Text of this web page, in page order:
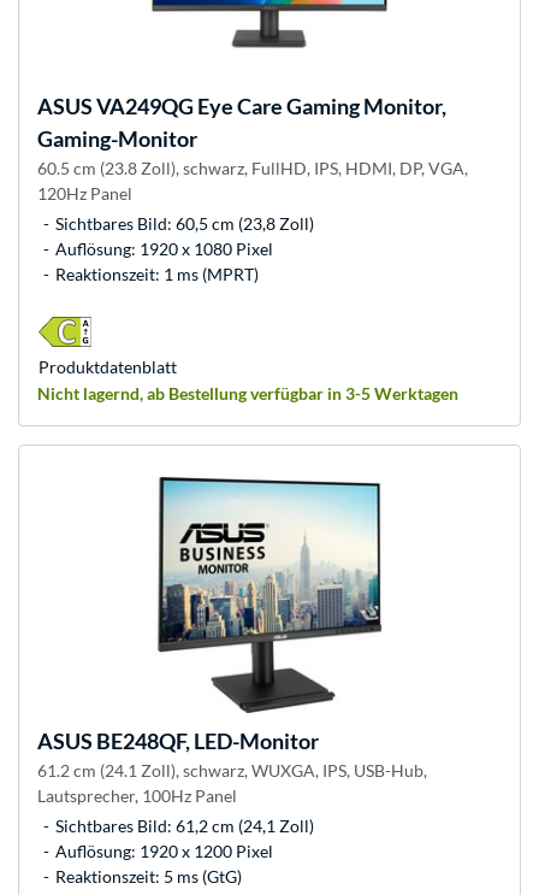
ASUSVA249QG Eye Care Gaming Monitor,
Gaming-Monitor
60.5 cm (23.8 Zoll), schwarz, FullHD, IPS, HDMI, DP, VGA,
120Hz Panel
Sichtbares Bild: 60,5 cm (23,8 Zoll)
Auflösung: 1920 x 1080 Pixel
Reaktionszeit: 1 ms (MPRT)
Nicht lagernd, ab Bestellung verfügbar in 3-5 Werktagen
Produkt­datenblatt
ASUS BE248QF, LED-Monitor
61.2 cm (24.1 Zoll), schwarz, WUXGA, IPS, USB-Hub,
Lautsprecher, 100Hz Panel
Sichtbares Bild: 61,2 cm (24,1 Zoll)
Auflösung: 1920 x 1200 Pixel
Reaktionszeit: 5 ms (GtG)